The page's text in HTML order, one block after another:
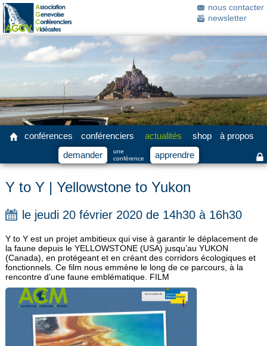
nous contacter
newsletter
conférences conférenciers actualités shop
à propos
demander
une
conférence
apprendre
Y to Y | Yellowstone to Yukon
le jeudi 20 février 2020 de 14h30 à 16h30
Y to Y est un projet ambitieux qui vise à garantir le déplacement de
la faune depuis le YELLOWSTONE (USA) jusqu’au YUKON
(Canada), en protégeant et en créant des corridors écologiques et
fonctionnels. Ce film nous emmène le long de ce parcours, à la
rencontre d’une faune emblématique. FILM